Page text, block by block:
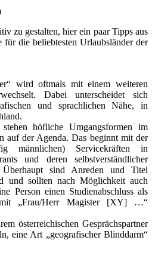
zu gestalten, hier ein paar Tipps aus
die beliebtesten Urlaubsländer der
wird oftmals mit einem weiteren
Dabei unterscheidet sich
und sprachlichen Nähe, in
höfliche Umgangsformen im
auf der Agenda. Das beginnt mit der
männlichen) Servicekräften in
und deren selbstverständlicher
sind Anreden und Titel
und sollten nach Möglichkeit auch
Person einen Studienabschluss als
„Frau/Herr Magister [XY] …“
österreichischen Gesprächspartner
eine Art „geografischer Blinddarm“